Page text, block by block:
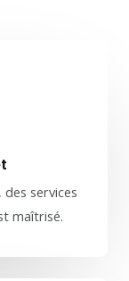
services
maîtrisé.